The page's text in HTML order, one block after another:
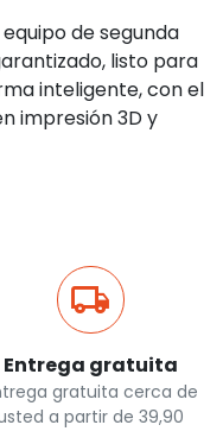
de segunda
listo para
inteligente, con el
impresión 3D y
Entrega gratuita
gratuita cerca de
a partir de 39,90